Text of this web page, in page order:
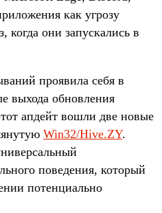
как угрозу
они запускались в
проявила себя в
выхода обновления
апдейт вошли две новые
Win32/Hive.ZY.
поведения, который
потенциально